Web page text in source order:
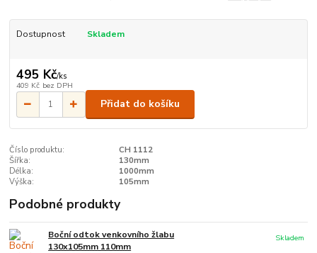
Dostupnost Skladem
495 Kč/ks
409 Kč bez DPH
Přidat do košíku
Číslo produktu:
CH 1112
Šířka:
130mm
Délka:
1000mm
Výška:
105mm
Podobné produkty
Boční odtok venkovního žlabu
130x105mm 110mm
Skladem